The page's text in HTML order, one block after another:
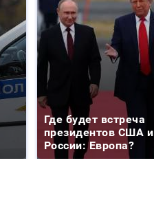
Где будет встреча
президентов США и
России: Европа?